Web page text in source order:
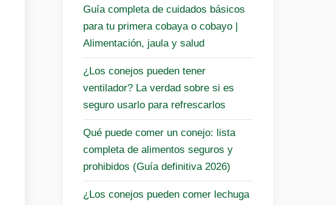
Guía completa de cuidados básicos
para tu primera cobaya o cobayo |
Alimentación, jaula y salud
¿Los conejos pueden tener
ventilador? La verdad sobre si es
seguro usarlo para refrescarlos
Qué puede comer un conejo: lista
completa de alimentos seguros y
prohibidos (Guía definitiva 2026)
¿Los conejos pueden comer lechuga